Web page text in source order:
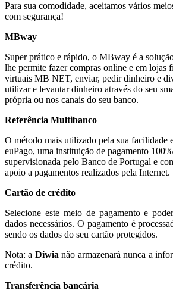
Para sua comodidade, aceitamos vários
com segurança!
MBway
Super prático e rápido, o MBway é a
lhe permite fazer compras online e em lojas
virtuais MB NET, enviar, pedir dinheiro e
utilizar e levantar dinheiro através do seu
própria ou nos canais do seu banco.
Referência Multibanco
O método mais utilizado pela sua facilidade
euPago, uma instituição de pagamento
supervisionada pelo Banco de Portugal e
apoio a pagamentos realizados pela Internet.
Cartão de crédito
Selecione este meio de pagamento e
dados necessários. O pagamento é
sendo os dados do seu cartão protegidos.
Nota: a Diwianão armazenará nunca a
crédito.
Transferência bancária